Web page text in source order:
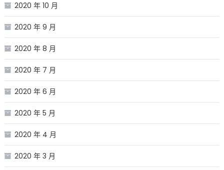
2020 年 10 月
2020 年 9 月
2020 年 8 月
2020 年 7 月
2020 年 6 月
2020 年 5 月
2020 年 4 月
2020 年 3 月